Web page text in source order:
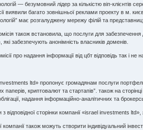
— безумовний лідер за кількістю віп-клієнтів
виявили багато зовнішньої реклами проекту в м.
має розгалуджену мережу філій та
також встановила, що послуги для
забезпечують анонімність власників доменів.
про надання інформації від цбт відповідь так і не
ltd» пропонує громадянам послуги
паперів, криптовалют та стартапів”. також на
надання інформаційно-аналітичних та
з відповідної сторінки компанії «israel investments
компанії також можуть створити індивідуальний